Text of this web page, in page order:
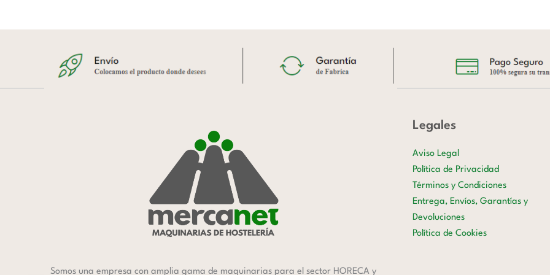
Somos una empresa con amplia gama de maquinarias para el sector HORECA y
Legales
Aviso Legal
Política de Privacidad
Términos y Condiciones
Entrega, Envíos, Garantías y
Devoluciones
Política de Cookies